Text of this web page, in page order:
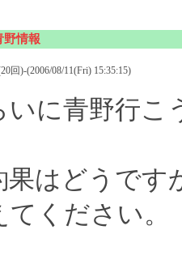
野情報
回)-(2006/08/11(Fri) 15:35:15)
いに青野行こ
果はどうです
ください。